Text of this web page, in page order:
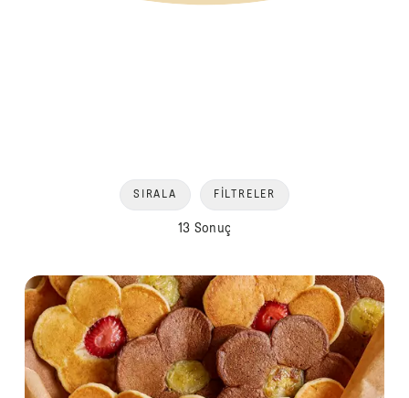
13 Sonuç
SIRALA FILTRELER